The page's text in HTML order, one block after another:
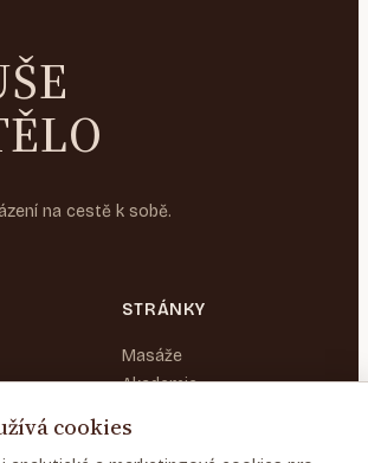
na cestě k sobě.
STRÁNKY
Masáže
Akademie
Blog
cookies